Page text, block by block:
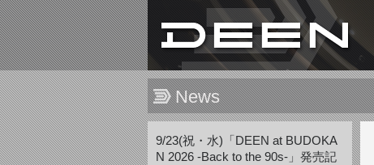
News
9/23(祝・水)「DEEN at BUDOKA
N 2026 -Back to the 90s-」発売記